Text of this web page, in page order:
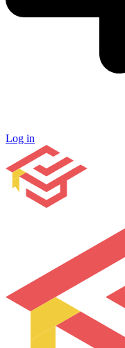
Log in